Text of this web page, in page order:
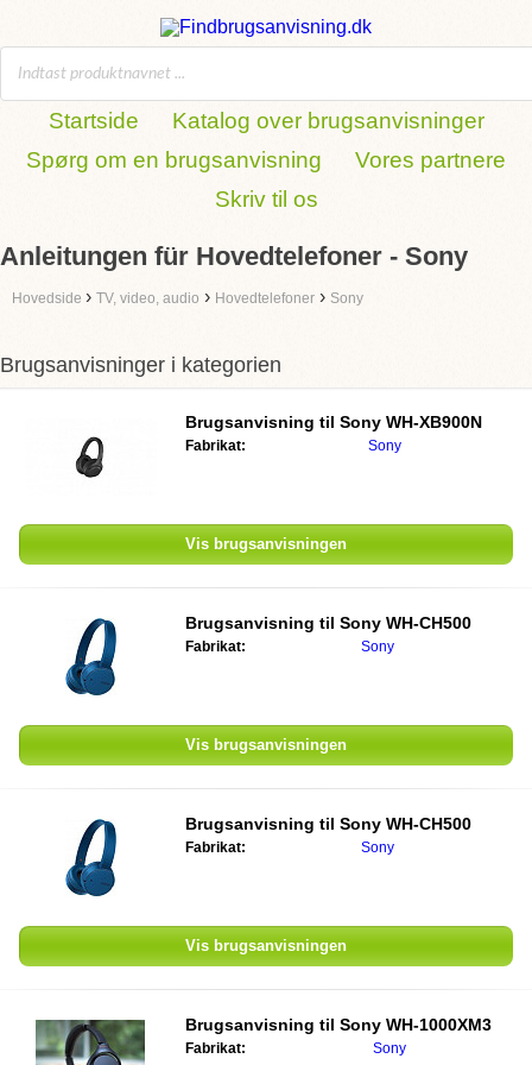
Startside
Katalog over brugsanvisninger
Spørg om en brugsanvisning
Vores partnere
Skriv til os
Anleitungen für Hovedtelefoner - Sony
Hovedside › TV, video, audio › Hovedtelefoner › Sony
Brugsanvisninger i kategorien
Brugsanvisning til Sony WH-XB900N
Fabrikat: Sony
Vis brugsanvisningen
Brugsanvisning til Sony WH-CH500
Fabrikat: Sony
Vis brugsanvisningen
Brugsanvisning til Sony WH-CH500
Fabrikat: Sony
Vis brugsanvisningen
Brugsanvisning til Sony WH-1000XM3
Fabrikat: Sony